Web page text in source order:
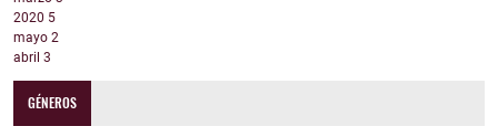
2020 5
mayo 2
abril 3
GÉNEROS